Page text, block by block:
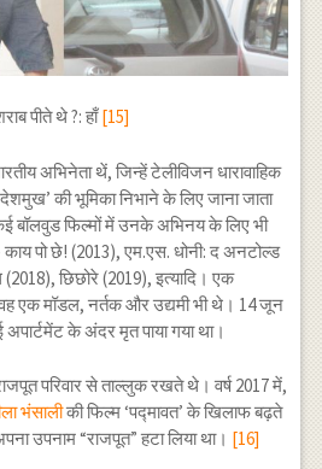
पीते थे ?: हाँ[15]
अभिनेता थें, जिन्हें टेलीविजन धारावाहिक
देशमुख’ की भूमिका निभाने के लिए जाना जाता
बॉलवुड फिल्मों में उनके अभिनय के लिए भी
पो छे! (2013), एम.एस. धोनी: द अनटोल्ड
(2018), छिछोरे (2019), इत्यादि। एक
एक मॉडल, नर्तक और उद्यमी भी थे। 14 जून
के अंदर मृत पाया गया था।
परिवार से ताल्लुक रखते थे। वर्ष 2017 में,
भंसालीकी फिल्म ‘पद्मावत’ के खिलाफ बढ़ते
उपनाम “राजपूत” हटा लिया था। [16]